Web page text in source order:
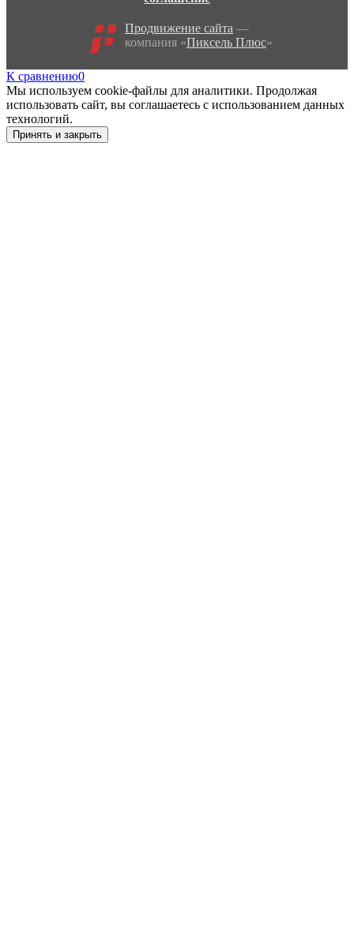
Продвижение сайта —
компания «Пиксель Плюс»
К сравнению0
Мы используем cookie-файлы для аналитики. Продолжая
использовать сайт, вы соглашаетесь с использованием данных
технологий.
Принять и закрыть